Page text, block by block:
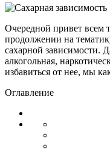
Очередной привет всем
продолжении на
сахарной зависимости.
алкогольная,
избавиться от нее, мы
Оглавление